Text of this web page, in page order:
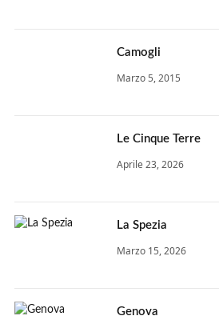
Camogli
Marzo 5, 2015
Le Cinque Terre
Aprile 23, 2026
La Spezia
Marzo 15, 2026
Genova